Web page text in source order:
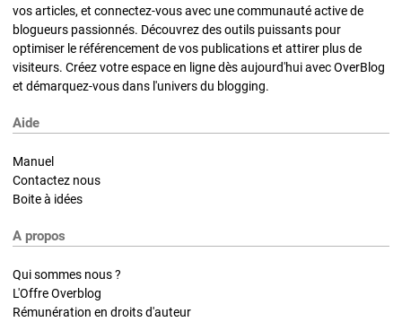
vos articles, et connectez-vous avec une communauté active de
blogueurs passionnés. Découvrez des outils puissants pour
optimiser le référencement de vos publications et attirer plus de
visiteurs. Créez votre espace en ligne dès aujourd'hui avec OverBlog
et démarquez-vous dans l'univers du blogging.
Aide
Manuel
Contactez nous
Boite à idées
A propos
Qui sommes nous ?
L'Offre Overblog
Rémunération en droits d'auteur